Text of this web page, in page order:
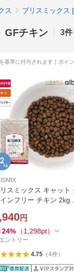
ス ブリスミックス
GFチキン 3件
基準に付与されます｜ポ
スミックス キャット
ンフリー チキン 2kg
円
24% （1,298pt）
ントリー
4.75（4件）